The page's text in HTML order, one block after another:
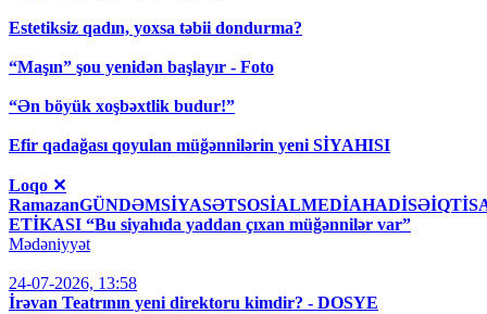
Estetiksiz qadın, yoxsa təbii dondurma?
“Maşın” şou yenidən başlayır - Foto
“Ən böyük xoşbəxtlik budur!”
Efir qadağası qoyulan müğənnilərin yeni SİYAHISI
Loqo ✕
ETİKASI “Bu siyahıda yaddan çıxan müğənnilər var”
Mədəniyyət
24-07-2026, 13:58
İrəvan Teatrının yeni direktoru kimdir? - DOSYE